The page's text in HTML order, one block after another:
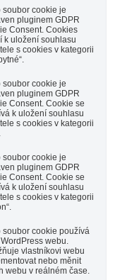
soubor cookie je
pluginem GDPR
Consent. Cookies
k uložení souhlasu
s cookies v kategorii
soubor cookie je
pluginem GDPR
Consent. Cookie se
k uložení souhlasu
s cookies v kategorii
soubor cookie je
pluginem GDPR
Consent. Cookie se
k uložení souhlasu
s cookies v kategorii
soubor cookie používá
webu.
vlastníkovi webu
nebo měnit
webu v reálném čase.